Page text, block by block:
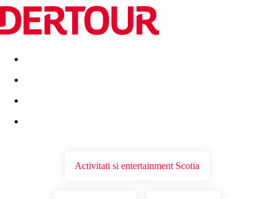
Destinatii Vacanta perfecta OFERTE DE NERATAT
Activitati si entertainment Scotia